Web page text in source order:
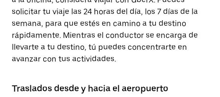
solicitar tu viaje las 24 horas del día, los 7 días de la
semana, para que estés en camino a tu destino
rápidamente. Mientras el conductor se encarga de
llevarte a tu destino, tú puedes concentrarte en
avanzar con tus actividades.
Traslados desde y hacia el aeropuerto